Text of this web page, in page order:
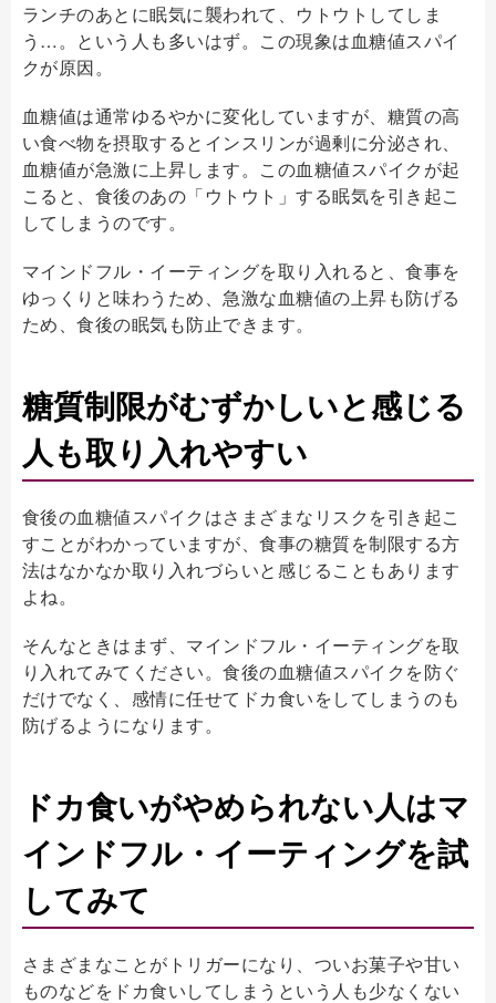
ランチのあとに眠気に襲われて、ウトウトしてしま
う…。という人も多いはず。この現象は血糖値スパイ
クが原因。
血糖値は通常ゆるやかに変化していますが、糖質の高
い食べ物を摂取するとインスリンが過剰に分泌され、
血糖値が急激に上昇します。この血糖値スパイクが起
こると、食後のあの「ウトウト」する眠気を引き起こ
してしまうのです。
マインドフル・イーティングを取り入れると、食事を
ゆっくりと味わうため、急激な血糖値の上昇も防げる
ため、食後の眠気も防止できます。
糖質制限がむずかしいと感じる
人も取り入れやすい
食後の血糖値スパイクはさまざまなリスクを引き起こ
すことがわかっていますが、食事の糖質を制限する方
法はなかなか取り入れづらいと感じることもあります
よね。
そんなときはまず、マインドフル・イーティングを取
り入れてみてください。食後の血糖値スパイクを防ぐ
だけでなく、感情に任せてドカ食いをしてしまうのも
防げるようになります。
ドカ食いがやめられない人は​​マ
インドフル・イーティングを試
してみて
さまざまなことがトリガーになり、ついお菓子や甘い
ものなどをドカ食いしてしまうという人も少なくない